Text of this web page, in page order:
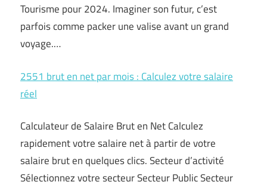
Tourisme pour 2024. Imaginer son futur, c’est
parfois comme packer une valise avant un grand
voyage.…
2551 brut en net par mois : Calculez votre salaire
réel
Calculateur de Salaire Brut en Net Calculez
rapidement votre salaire net à partir de votre
salaire brut en quelques clics. Secteur d’activité
Sélectionnez votre secteur Secteur Public Secteur